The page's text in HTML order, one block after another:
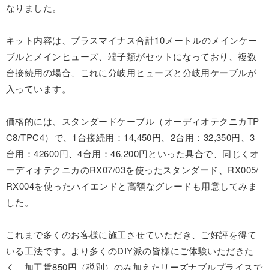
なりました。
キット内容は、プラスマイナス合計10メートルのメインケー
ブルとメインヒューズ、端子類がセットになっており、複数
台接続用の場合、これに分岐用ヒューズと分岐用ケーブルが
入っています。
価格的には、スタンダードケーブル（オーディオテクニカTP
C8/TPC4）で、1台接続用：14,450円、2台用：32,350円、3
台用：42600円、4台用：46,200円といった具合で、同じくオ
ーディオテクニカのRX07/03を使ったスタンダード、RX005/
RX004を使ったハイエンドと高額なグレードも用意してみま
した。
これまで多くのお客様に施工させていただき、ご好評を得て
いる工法です。より多くのDIY派の皆様にご体験いただきた
く、加工賃850円（税別）のみ加えたリーズナブルプライスで